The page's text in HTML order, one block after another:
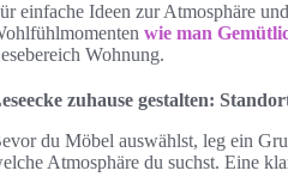
einfache Ideen zur Atmosphäre
wie man
Wohnung.
zuhause gestalten:
du Möbel auswählst, leg ein
Atmosphäre du suchst. Eine